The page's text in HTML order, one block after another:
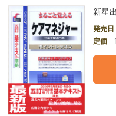
新星
発売日
定価